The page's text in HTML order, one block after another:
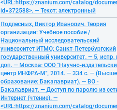
<URL:https://znanium.com/catalog/
id=372588>. — Текст: электронный
Подлесных, Виктор Иванович. Теория
организации: Учебное пособие /
Национальный исследовательский
университет ИТМО; Санкт-Петербургский
государственный университет. — 5, испр.
доп. — Москва: ООО "Научно-
центр ИНФРА-М", 2014. — 334 с. —
образование: Бакалавриат). — ВО -
Бакалавриат. — Доступ по паролю из
Интернет (чтение). —
<URL:https://znanium.com/catalog/